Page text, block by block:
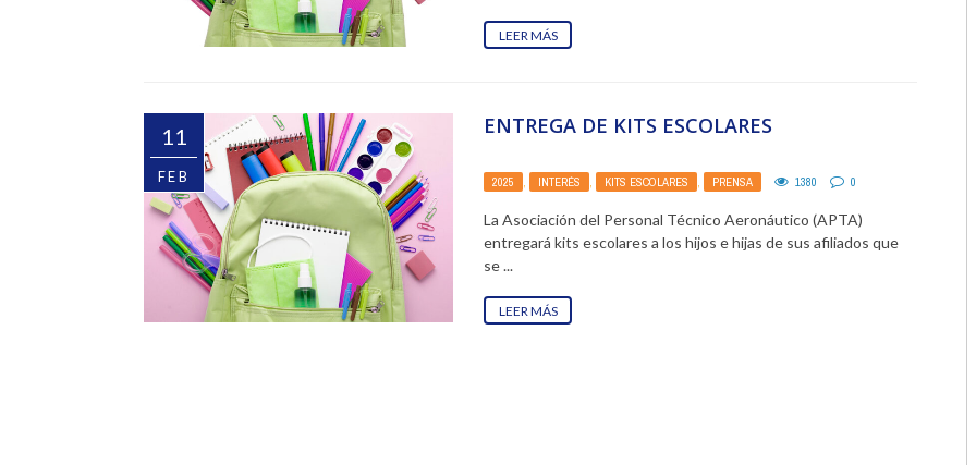
LEER MÁS
11
FEB
ENTREGA DE KITS ESCOLARES
2025 INTERÉS KITS ESCOLARES PRENSA 1380 0
La Asociación del Personal Técnico Aeronáutico (APTA)
entregará kits escolares a los hijos e hijas de sus afiliados que
se ...
LEER MÁS